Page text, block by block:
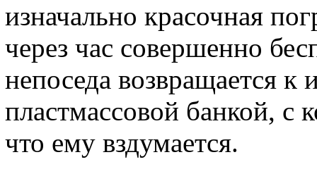
изначально красочная
через час совершенно
непоседа возвращается к
пластмассовой банкой, с
что ему вздумается.